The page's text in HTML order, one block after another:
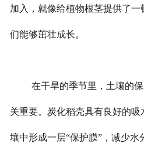
加入，就像给植物根茎提供了一
们能够茁壮成长。
在干旱的季节里，土壤的
关重要。炭化稻壳具有良好的
壤中形成一层“保护膜”，减少水